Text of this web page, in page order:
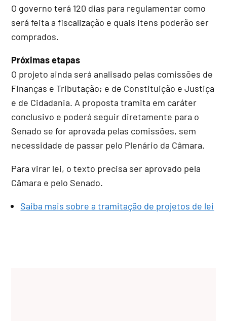
O governo terá 120 dias para regulamentar como
será feita a fiscalização e quais itens poderão ser
comprados.
Próximas etapas
O projeto ainda será analisado pelas comissões de
Finanças e Tributação; e de Constituição e Justiça
e de Cidadania. A proposta tramita em caráter
conclusivo e poderá seguir diretamente para o
Senado se for aprovada pelas comissões, sem
necessidade de passar pelo Plenário da Câmara.
Para virar lei, o texto precisa ser aprovado pela
Câmara e pelo Senado.
Saiba mais sobre a tramitação de projetos de lei